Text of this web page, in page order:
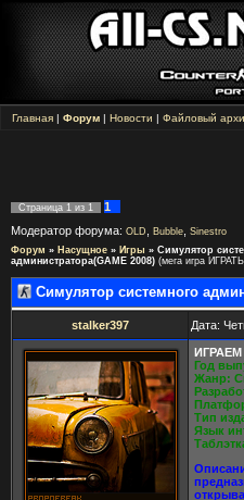
Главная | Форум | Новости | Файловый
Страница 1 из 1
1
Модератор форума: OLD Bubble Sinestro
Форум » Насущное » Игры » Симулятор
администратора(GAME 2008) (мега игра
Симулятор системного
stalker397 Дата:
ИГРАЕМ
Год
Жанр:
Тип
Язык